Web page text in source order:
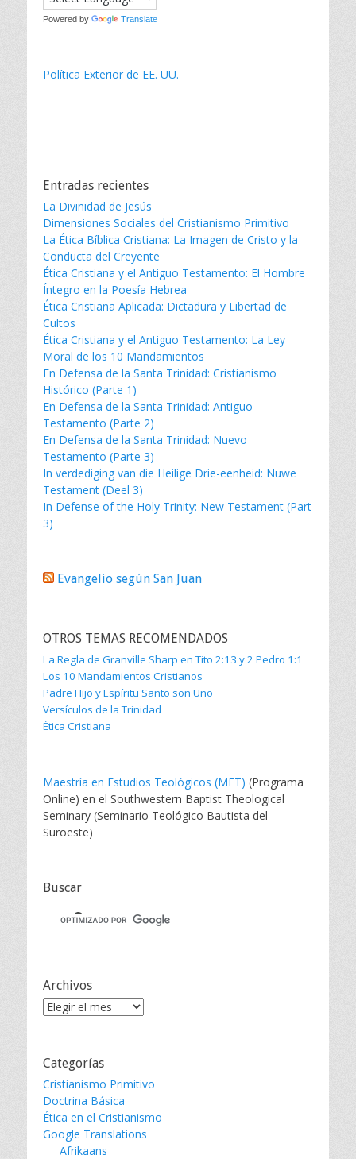
Powered by Translate
Política Exterior de EE. UU.
Entradas recientes
La Divinidad de Jesús
Dimensiones Sociales del Cristianismo Primitivo
La Ética Bíblica Cristiana: La Imagen de Cristo y la
Conducta del Creyente
Ética Cristiana y el Antiguo Testamento: El Hombre
Íntegro en la Poesía Hebrea
Ética Cristiana Aplicada: Dictadura y Libertad de
Cultos
Ética Cristiana y el Antiguo Testamento: La Ley
Moral de los 10 Mandamientos
En Defensa de la Santa Trinidad: Cristianismo
Histórico (Parte 1)
En Defensa de la Santa Trinidad: Antiguo
Testamento (Parte 2)
En Defensa de la Santa Trinidad: Nuevo
Testamento (Parte 3)
In verdediging van die Heilige Drie-eenheid: Nuwe
Testament (Deel 3)
In Defense of the Holy Trinity: New Testament (Part
3)
Evangelio según San Juan
OTROS TEMAS RECOMENDADOS
La Regla de Granville Sharp en Tito 2:13 y 2 Pedro 1:1
Los 10 Mandamientos Cristianos
Padre Hijo y Espíritu Santo son Uno
Versículos de la Trinidad
Ética Cristiana
Maestría en Estudios Teológicos (MET) (Programa
Online) en el Southwestern Baptist Theological
Seminary (Seminario Teológico Bautista del
Suroeste)
Buscar
Archivos
Archivos
Categorías
Cristianismo Primitivo
Doctrina Básica
Ética en el Cristianismo
Google Translations
Afrikaans